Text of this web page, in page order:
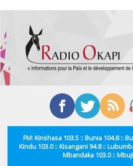
contenu
principal
FM: Kinshasa 103.5 :: Bunia 104.8 ::
Kindu 103.0 :: Kisangani 94.8 ::
Mbandaka 103.0 ::